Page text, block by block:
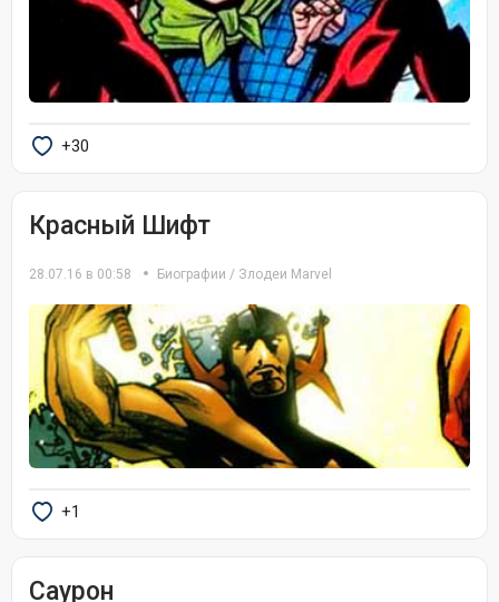
+30
Красный Шифт
28.07.16 в 00:58 Биографии / Злодеи Marvel
+1
Саурон